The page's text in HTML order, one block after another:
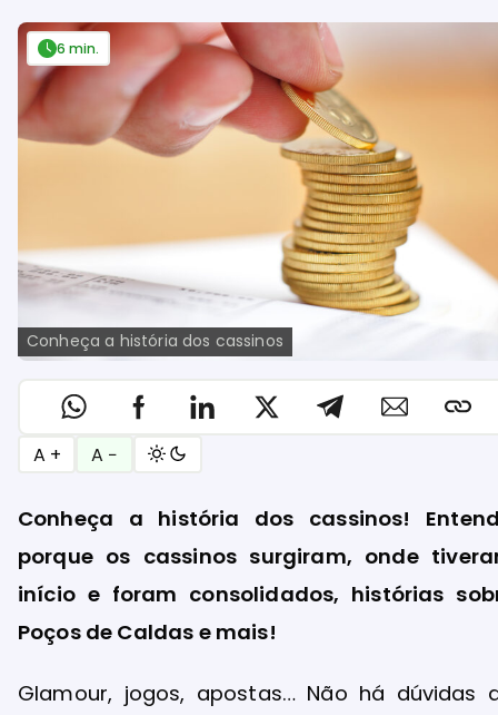
Conheça a história dos cassinos
6 min.
A + A −
Conheça a história dos cassinos!
porque os cassinos surgiram, onde
início e foram consolidados, histórias
Poços de Caldas e mais!
Glamour, jogos, apostas… Não há dúvidas